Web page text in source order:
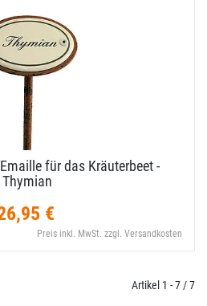
für das Kräuterbeet -
Thymian
€
Preis inkl. MwSt. zzgl. Versandkosten
Artikel 1 - 7 / 7